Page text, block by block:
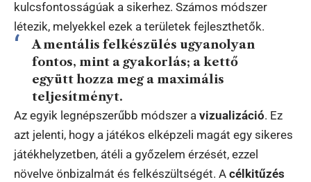
kulcsfontosságúak a sikerhez. Számos módszer
létezik, melyekkel ezek a területek fejleszthetők.
A mentális felkészülés ugyanolyan
fontos, mint a gyakorlás; a kettő
együtt hozza meg a maximális
teljesítményt.
Az egyik legnépszerűbb módszer a vizualizáció. Ez
azt jelenti, hogy a játékos elképzeli magát egy sikeres
játékhelyzetben, átéli a győzelem érzését, ezzel
növelve önbizalmát és felkészültségét. A célkitűzés